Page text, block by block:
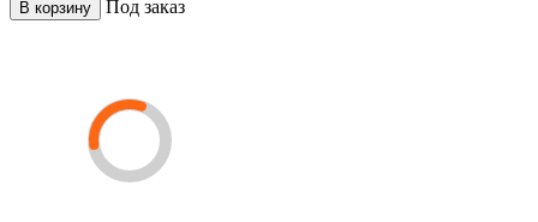
В корзину Под заказ